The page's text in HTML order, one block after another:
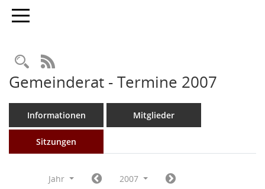
Toggle navigation
Rechercheauswahl
RSS-Feed
Gemeinderat - Termine 2007
Informationen Mitglieder
Sitzungen
Jahr
2007